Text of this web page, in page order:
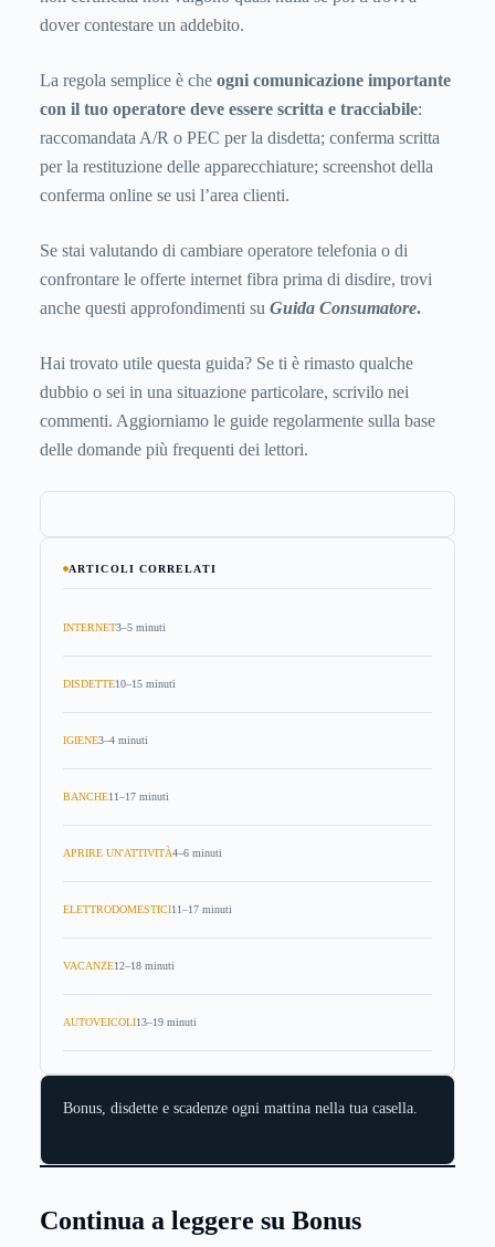
dover contestare un addebito.
La regola semplice è che ogni comunicazione importante
con il tuo operatore deve essere scritta e tracciabile:
raccomandata A/R o PEC per la disdetta; conferma scritta
per la restituzione delle apparecchiature; screenshot della
conferma online se usi l’area clienti.
Se stai valutando di cambiare operatore telefonia o di
confrontare le offerte internet fibra prima di disdire, trovi
anche questi approfondimenti su Guida Consumatore.
Hai trovato utile questa guida? Se ti è rimasto qualche
dubbio o sei in una situazione particolare, scrivilo nei
commenti. Aggiorniamo le guide regolarmente sulla base
delle domande più frequenti dei lettori.
ARTICOLI CORRELATI
INTERNET3–5 minuti
DISDETTE10–15 minuti
IGIENE3–4 minuti
BANCHE11–17 minuti
APRIRE UN'ATTIVITÀ4–6 minuti
ELETTRODOMESTICI11–17 minuti
VACANZE12–18 minuti
AUTOVEICOLI13–19 minuti
Bonus, disdette e scadenze ogni mattina nella tua casella.
Continua a leggere su Bonus